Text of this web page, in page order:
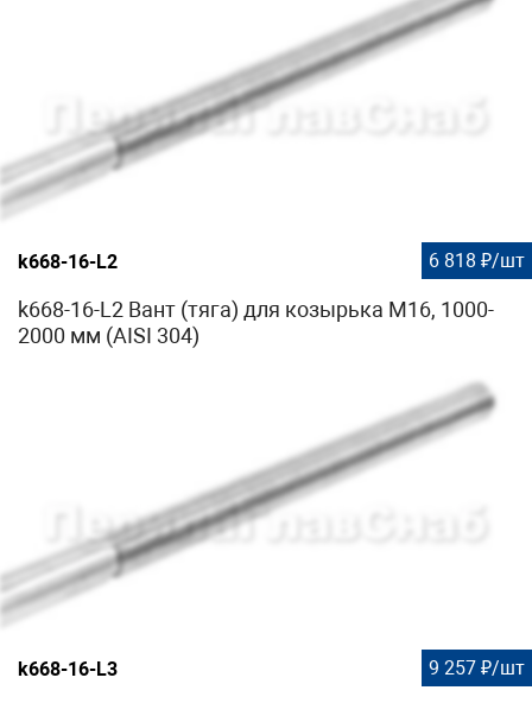
k668-16-L2 6 818 ₽/шт
k668-16-L2 Вант (тяга) для козырька М16, 1000-
2000 мм (AISI 304)
k668-16-L3 9 257 ₽/шт